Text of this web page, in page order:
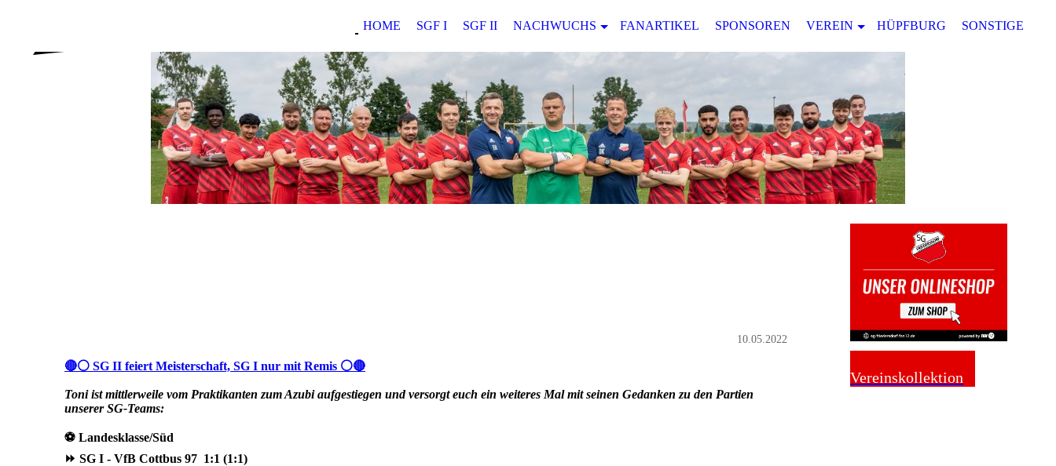
HOME SGF I SGF II NACHWUCHS FANARTIKEL SPONSOREN VEREIN HÜPFBURG SONSTIGES
10.05.2022
🔴⚪ SG II feiert Meisterschaft, SG I nur mit Remis ⚪🔴
Toni ist mittlerweile vom Praktikanten zum Azubi aufgestiegen und versorgt euch ein weiteres Mal mit seinen Gedanken zu den Partien
unserer SG-Teams:
⚽️ Landesklasse/Süd
⏩ SG I - VfB Cottbus 97 1:1 (1:1)
Vereinskollektion